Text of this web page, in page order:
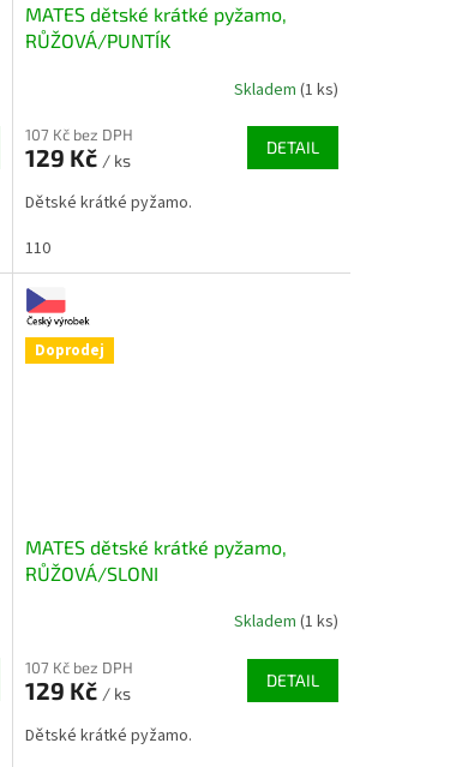
MATES dětské krátké pyžamo,
RŮŽOVÁ/PUNTÍK
Skladem (1 ks)
107 Kč bez DPH
129 Kč / ks
DETAIL
Dětské krátké pyžamo.
110
Doprodej
MATES dětské krátké pyžamo,
RŮŽOVÁ/SLONI
Skladem (1 ks)
107 Kč bez DPH
129 Kč / ks
DETAIL
Dětské krátké pyžamo.